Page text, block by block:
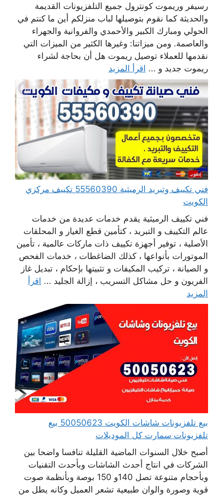
رسيفر وريموت كونترول جميع التلفزيونات القديمة
والحديثة كما نقوم بتوصيلها لباب منزلكم أين ما كنتم في
الحولي ومبارك الكبير والأحمدي والفروانية والجهراء
والعاصمة. ومن ميزاتنا: وغيرها الكثير من الميزات التي
نقدمها للعملاء توصيل ريموت هل أن بحاجة لشراء
ريموت جديد و ... اقرأ المزيد
فني تكييف وتبريد الرميثية 55560390 تكييف مركزي
الكويت
فني تكييف الرميثية يقدم خدمات عديدة من خدمات
عالم التكييف و التبريد ، كتأمين قطع الغيار و المحلقات
الأصلية ، توفير أجهزة تكييف ذات ماركات عالمية ، تأمين
الموتورات بأنواعها ، كذلك الضاغطات ، خدمات الفحص
و الصيانة ، تركيب المكيفات و تثبيتها بإحكام ، تبديل غاز
الفريون و حل مشاكل التسريب ، إزالة الجليد ... اقرأ
المزيد
بيع تلفزيونات شاشات الكويت 50050623 بيع
تلفزيونات سمارت كل الموديلات
أصبح خلال السنوات الماضية القليلة تنافسا واضحا بين
الشركات في انتاج أحدث الشاشات وبأحدث التقنيات
وبأحجام متنوعة تصل 140و 150 بوصة وبأنظمة صوت
قوية وصورة والوان طبيعية تشعر العميل وكانه يطل من